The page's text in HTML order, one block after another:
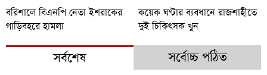
বরিশালে বিএনপি নেতা ইশরাকের
গাড়িবহরে হামলা
কয়েক ঘণ্টার ব্যবধানে রাজশাহীতে
দুই চিকিৎসক খুন
সর্বশেষ সর্বোচ্চ পঠিত